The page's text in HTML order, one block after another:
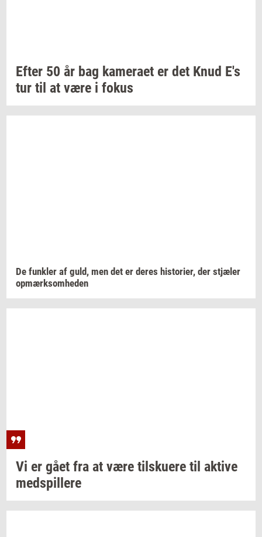
Efter 50 år bag ka­me­ra­et er det Knud E's
tur til at være i fokus
De funk­ler af guld, men det er deres hi­sto­ri­er, der stjæ­ler
op­mærk­som­he­den
Vi er gået fra at være til­sku­e­re til ak­ti­ve
med­spil­le­re